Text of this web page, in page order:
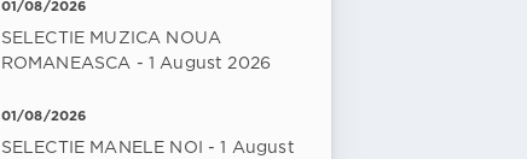
01/08/2026
SELECTIE MUZICA NOUA
ROMANEASCA - 1 August 2026
01/08/2026
SELECTIE MANELE NOI - 1 August